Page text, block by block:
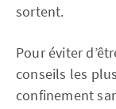
sortent.
Pour éviter
conseils les
confinement